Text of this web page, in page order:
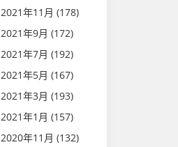
2021年11月 (178)
2021年9月 (172)
2021年7月 (192)
2021年5月 (167)
2021年3月 (193)
2021年1月 (157)
2020年11月 (132)